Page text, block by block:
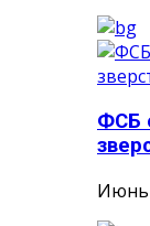
ФСБ
Июнь